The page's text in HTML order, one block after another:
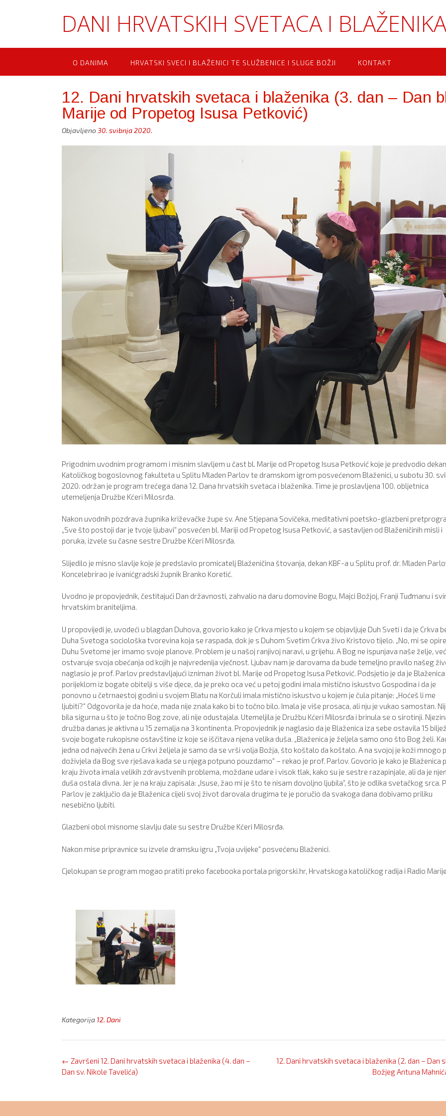
DANI HRVATSKIH SVETACA I BLAŽENIKA
O DANIMA HRVATSKI SVECI I BLAŽENICI TE SLUŽBENICE I SLUGE BOŽJI KONTAKT
12. Dani hrvatskih svetaca i blaženika (3. dan – Dan
Marije od Propetog Isusa Petković)
Objavljeno 30. svibnja 2020.
Prigodnim uvodnim programom i misnim slavljem u čast bl. Marije od Propetog Isusa Petković koje je predvodio dekan
Katoličkog bogoslovnog fakulteta u Splitu Mladen Parlov te dramskom igrom posvećenom Blaženici, u subotu 30.
2020. održan je program trećega dana 12. Dana hrvatskih svetaca i blaženika. Time je proslavljena 100. obljetnica
utemeljenja Družbe Kćeri Milosrđa.
Nakon uvodnih pozdrava župnika križevačke župe sv. Ane Stjepana Sovičeka, meditativni poetsko-glazbeni
„Sve što postoji dar je tvoje ljubavi“ posvećen bl. Mariji od Propetog Isusa Petković, a sastavljen od Blaženičinih misli i
poruka, izvele su časne sestre Družbe Kćeri Milosrđa.
Slijedilo je misno slavlje koje je predslavio promicatelj Blaženičina štovanja, dekan KBF-a u Splitu prof. dr. Mladen
Koncelebrirao je ivanićgradski župnik Branko Koretić.
Uvodno je propovjednik, čestitajući Dan državnosti, zahvalio na daru domovine Bogu, Majci Božjoj, Franji Tuđmanu i
hrvatskim braniteljima.
U propovijedi je, uvodeći u blagdan Duhova, govorio kako je Crkva mjesto u kojem se objavljuje Duh Sveti i da je Crkva
Duha Svetoga sociološka tvorevina koja se raspada, dok je s Duhom Svetim Crkva živo Kristovo tijelo. „No, mi se
Duhu Svetome jer imamo svoje planove. Problem je u našoj ranjivoj naravi, u grijehu. A Bog ne ispunjava naše želje, već
ostvaruje svoja obećanja od kojih je najvredenija vječnost. Ljubav nam je darovama da bude temeljno pravilo našeg
naglasio je prof. Parlov predstavljajući izniman život bl. Marije od Propetog Isusa Petković. Podsjetio je da je Blaženica
porijeklom iz bogate obitelji s više djece, da je preko oca već u petoj godini imala mistično iskustvo Gospodina i da je
ponovno u četrnaestoj godini u svojem Blatu na Korčuli imala mistično iskustvo u kojem je čula pitanje: „Hoćeš li me
ljubiti?“ Odgovorila je da hoće, mada nije znala kako bi to točno bilo. Imala je više prosaca, ali nju je vukao samostan.
bila sigurna u što je točno Bog zove, ali nije odustajala. Utemeljila je Družbu Kćeri Milosrđa i brinula se o sirotinji.
družba danas je aktivna u 15 zemalja na 3 kontinenta. Propovjednik je naglasio da je Blaženica iza sebe ostavila 15
svoje bogate rukopisne ostavštine iz koje se iščitava njena velika duša. „Blaženica je željela samo ono što Bog želi.
jedna od najvećih žena u Crkvi željela je samo da se vrši volja Božja, što koštalo da koštalo. A na svojoj je koži mnogo
doživjela da Bog sve rješava kada se u njega potpuno pouzdamo“ – rekao je prof. Parlov. Govorio je kako je Blaženica
kraju života imala velikih zdravstvenih problema, moždane udare i visok tlak, kako su je sestre razapinjale, ali da je
duša ostala divna. Jer je na kraju zapisala: „Isuse, žao mi je što te nisam dovoljno ljubila“, što je odlika svetačkog srca.
Parlov je zaključio da je Blaženica cijeli svoj život darovala drugima te je poručio da svakoga dana dobivamo priliku
nesebično ljubiti.
Glazbeni obol misnome slavlju dale su sestre Družbe Kćeri Milosrđa.
Nakon mise pripravnice su izvele dramsku igru „Tvoja uvijeke“ posvećenu Blaženici.
Cjelokupan se program mogao pratiti preko facebooka portala prigorski.hr, Hrvatskoga katoličkog radija i Radio
Kategorija 12. Dani
Post
navigation
12. Dani hrvatskih svetaca i blaženika (2. dan – Dan
Božjeg Antuna
← Završeni 12. Dani hrvatskih svetaca i blaženika (4. dan –
Dan sv. Nikole Tavelića)